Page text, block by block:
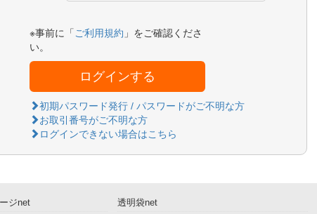
※事前に「 ご利用規約 」をご確認くださ
い。
ログインする
初期パスワード発行 / パスワードがご不明な方
お取引番号がご不明な方
ログインできない場合はこちら
ジnet
透明袋net